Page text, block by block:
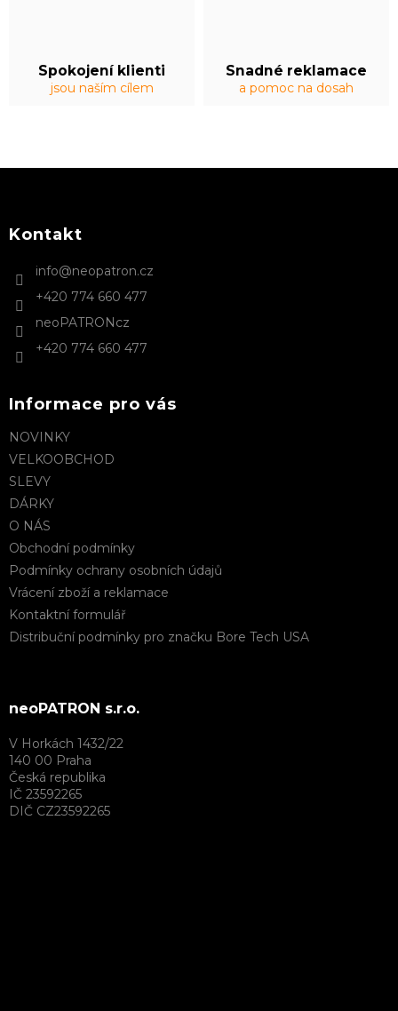
Spokojení klienti
jsou naším cílem
Snadné reklamace
a pomoc na dosah
aKontakt
info@neopatron.cz
+420 774 660 477
neoPATRONcz
+420 774 660 477
Informace pro vás
NOVINKY
VELKOOBCHOD
SLEVY
DÁRKY
O NÁS
Obchodní podmínky
Podmínky ochrany osobních údajů
Vrácení zboží a reklamace
Kontaktní formulář
Distribuční podmínky pro značku Bore Tech USA
neoPATRON s.r.o.
V Horkách 1432/22
140 00 Praha
Česká republika
IČ 23592265
DIČ CZ23592265